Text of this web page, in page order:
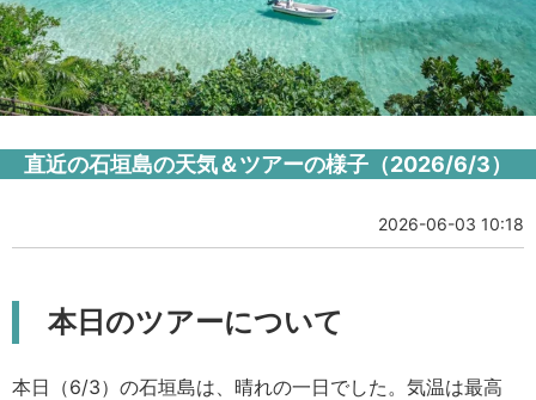
直近の石垣島の天気＆ツアーの様子（2026/6/3）
2026-06-03 10:18
本日のツアーについて
本日（6/3）の石垣島は、晴れの一日でした。気温は最高